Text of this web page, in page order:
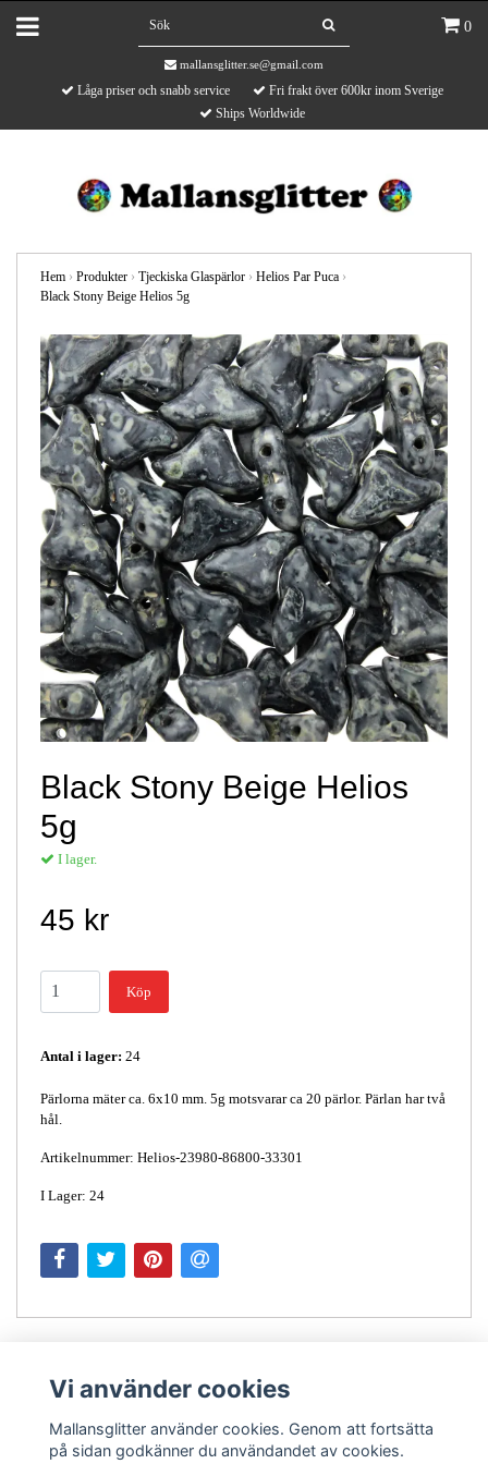
0
mallansglitter.se@gmail.com
Låga priser och snabb service
Fri frakt över 600kr inom Sverige
Ships Worldwide
Hem › Produkter › Tjeckiska Glaspärlor › Helios Par Puca ›
Black Stony Beige Helios 5g
Black Stony Beige Helios
5g
I lager.
45 kr
Köp
Antal i lager: 24
Pärlorna mäter ca. 6x10 mm. 5g motsvarar ca 20 pärlor. Pärlan har två
hål.
Artikelnummer: Helios-23980-86800-33301
I Lager: 24
Vi använder cookies
Mallansglitter använder cookies. Genom att fortsätta
på sidan godkänner du användandet av cookies.